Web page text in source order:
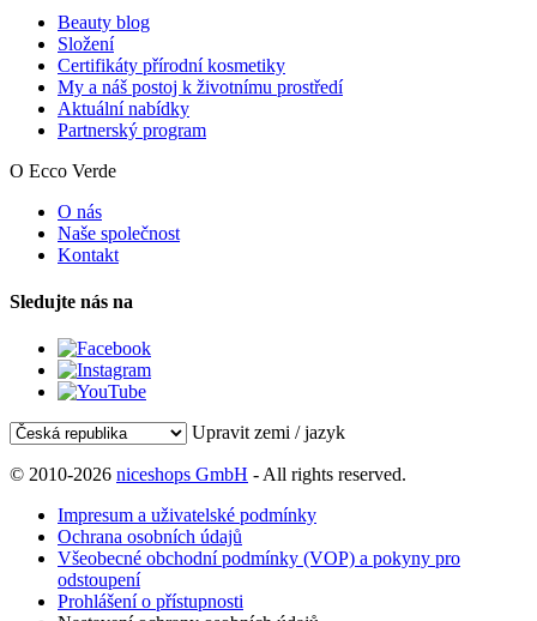
Beauty blog
Složení
Certifikáty přírodní kosmetiky
My a náš postoj k životnímu prostředí
Aktuální nabídky
Partnerský program
O Ecco Verde
O nás
Naše společnost
Kontakt
Sledujte nás na
Upravit zemi / jazyk
© 2010-2026 niceshops GmbH - All rights reserved.
Impresum a uživatelské podmínky
Ochrana osobních údajů
Všeobecné obchodní podmínky (VOP) a pokyny pro
odstoupení
Prohlášení o přístupnosti